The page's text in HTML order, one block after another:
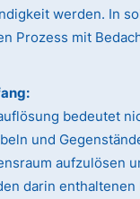
werden. In
Prozess mit
bedeutet
und
aufzulösen
darin enthaltenen